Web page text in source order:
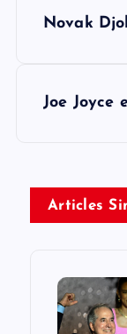
Novak
Joe Joyce
Articles